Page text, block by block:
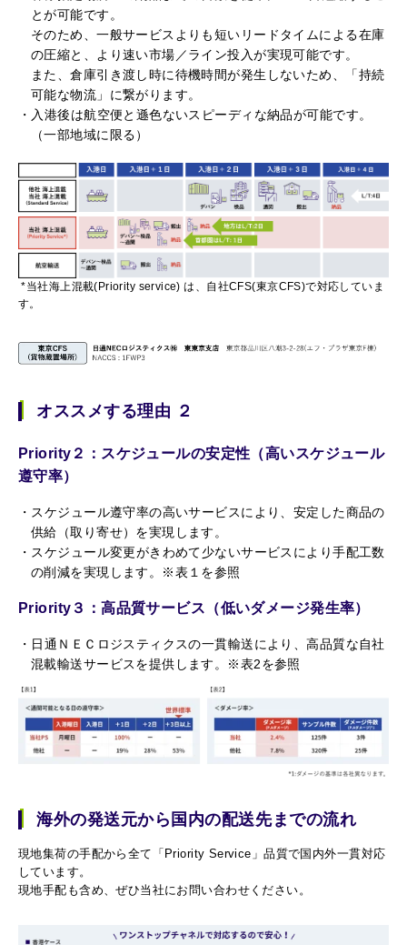
とが可能です。
そのため、一般サービスよりも短いリードタイムによる在庫
の圧縮と、より速い市場／ライン投入が実現可能です。
また、倉庫引き渡し時に待機時間が発生しないため、「持続
可能な物流」に繋がります。
入港後は航空便と遜色ないスピーディな納品が可能です。
（一部地域に限る）
*当社海上混載(Priority service) は、自社CFS(東京CFS)で対応していま
す。
オススメする理由 ２
Priority２：スケジュールの安定性（高いスケジュール
遵守率）
スケジュール遵守率の高いサービスにより、安定した商品の
供給（取り寄せ）を実現します。
スケジュール変更がきわめて少ないサービスにより手配工数
の削減を実現します。※表１を参照
Priority３：高品質サービス（低いダメージ発生率）
日通ＮＥＣロジスティクスの一貫輸送により、高品質な自社
混載輸送サービスを提供します。※表2を参照
海外の発送元から国内の配送先までの流れ
現地集荷の手配から全て「Priority Service」品質で国内外一貫対応
しています。
現地手配も含め、ぜひ当社にお問い合わせください。